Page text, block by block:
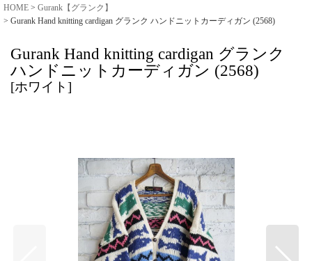
HOME > Gurank【グランク】
> Gurank Hand knitting cardigan グランク ハンドニットカーディガン (2568)
Gurank Hand knitting cardigan グランク
ハンドニットカーディガン (2568)
[ホワイト]